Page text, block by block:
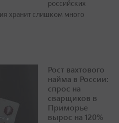
российских
хранит слишком много
Рост вахтового
найма в России:
спрос на
сварщиков в
Приморье
вырос на 120%